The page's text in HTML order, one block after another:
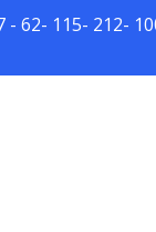
- 62- 115- 212-